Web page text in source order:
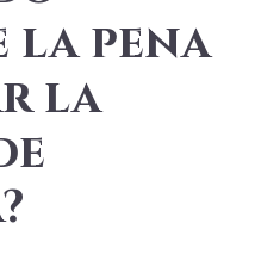
la pena
la